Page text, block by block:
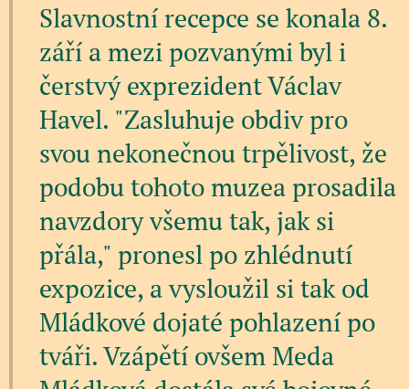
Slavnostní recepce se konala 8.
září a mezi pozvanými byl i
čerstvý exprezident Václav
Havel. "Zasluhuje obdiv pro
svou nekonečnou trpělivost, že
podobu tohoto muzea prosadila
navzdory všemu tak, jak si
přála," pronesl po zhlédnutí
expozice, a vysloužil si tak od
Mládkové dojaté pohlazení po
tváři. Vzápětí ovšem Meda